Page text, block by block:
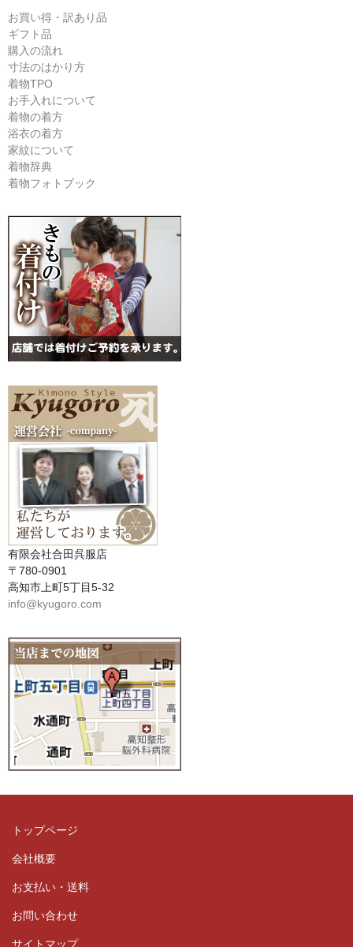
お買い得・訳あり品
ギフト品
購入の流れ
寸法のはかり方
着物TPO
お手入れについて
着物の着方
浴衣の着方
家紋について
着物辞典
着物フォトブック
有限会社合田呉服店
〒780-0901
高知市上町5丁目5-32
info@kyugoro.com
トップページ
会社概要
お支払い・送料
お問い合わせ
サイトマップ